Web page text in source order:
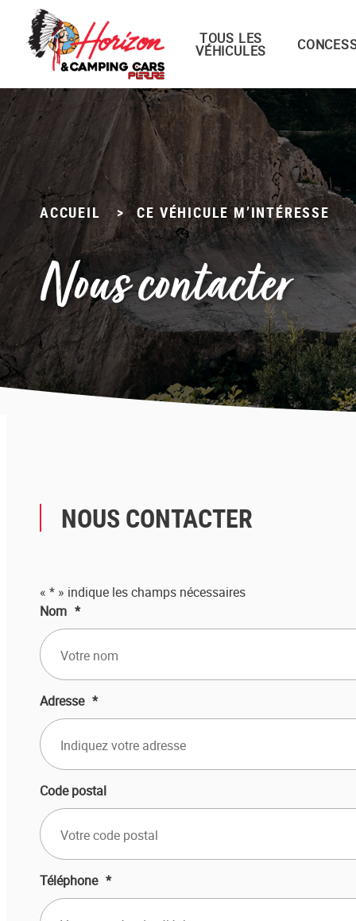
Passer
contenu
Menu principal
TOUS LES
VÉHICULES
ACCUEIL > CE VÉHICULE M’INTÉRESSE
Nous contacter
NOUS CONTACTER
« * » indique les champs nécessaires
Nom *
Adresse *
Code postal
Téléphone *